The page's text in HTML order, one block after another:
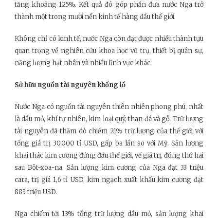
tăng khoảng 125%. Kết quả đó góp phần đưa nước Nga trở
thành một trong mười nền kinh tế hàng đầu thế giới.
Không chỉ có kinh tế, nước Nga còn đạt được nhiều thành tựu
quan trọng về nghiên cứu khoa học vũ trụ, thiết bị quân sự,
năng lượng hạt nhân và nhiều lĩnh vực khác.
Sở hữu nguồn tài nguyên khổng lồ
Nước Nga có nguồn tài nguyên thiên nhiên phong phú, nhất
là dầu mỏ, khí tự nhiên, kim loại quý, than đá và gỗ. Trữ lượng
tài nguyên đã thăm dò chiếm 21% trữ lượng của thế giới với
tổng giá trị 30.000 tỉ USD, gấp ba lần so với Mỹ. Sản lượng
khai thác kim cương đứng đầu thế giới, về giá trị, đứng thứ hai
sau Bôt-xoa-na. Sản lượng kim cương của Nga đạt 33 triệu
cara, trị giá 1,6 tỉ USD, kim ngạch xuất khẩu kim cương đạt
883 triệu USD.
Nga chiếm tới 13% tổng trữ lượng dầu mỏ, sản lượng khai